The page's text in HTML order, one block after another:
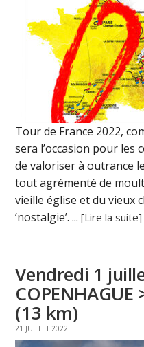
Tour de France 2022,
sera l’occasion pour les
de valoriser à outrance
tout agrémenté de
vieille église et du vieux
‘nostalgie’. ...[Lire la suite]
Vendredi 1
COPENHAGUE
(13 km)
21 JUILLET 2022